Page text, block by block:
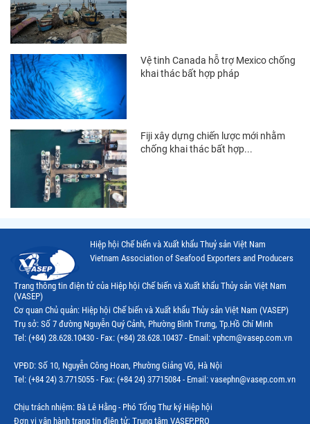
Thị trường EU
Thị trường Indonesia
Thị trường Mexico
Thị trường Mỹ
Thị trường Nga
Thị trường Hàn Quốc
Thị trường Nhật Bản
Thị trường Thái Lan
Thị trường Philippines
Thị trường Tây Ban Nha
Thị trường thủy sản khác
Thị trường thủy sản thế giới
Vệ tinh Canada hỗ trợ Mexico chống
khai thác bất hợp pháp
Fiji xây dựng chiến lược mới nhằm
chống khai thác bất hợp...
Hiệp hội Chế biến và Xuất khẩu Thuỷ sản Việt Nam
Vietnam Association of Seafood Exporters and Producers
Trang thông tin điện tử của Hiệp hội Chế biến và Xuất khẩu Thủy sản Việt Nam
(VASEP)
Cơ quan Chủ quản: Hiệp hội Chế biến và Xuất khẩu Thủy sản Việt Nam (VASEP)
Trụ sở: Số 7 đường Nguyễn Quý Cảnh, Phường Bình Trưng, Tp.Hồ Chí Minh
Tel: (+84) 28.628.10430 - Fax: (+84) 28.628.10437 - Email: vphcm@vasep.com.vn
VPĐD: Số 10, Nguyễn Công Hoan, Phường Giảng Võ, Hà Nội
Tel: (+84 24) 3.7715055 - Fax: (+84 24) 37715084 - Email: vasephn@vasep.com.vn
Chịu trách nhiệm: Bà Lê Hằng - Phó Tổng Thư ký Hiệp hội
Đơn vị vận hành trang tin điện tử: Trung tâm VASEP.PRO